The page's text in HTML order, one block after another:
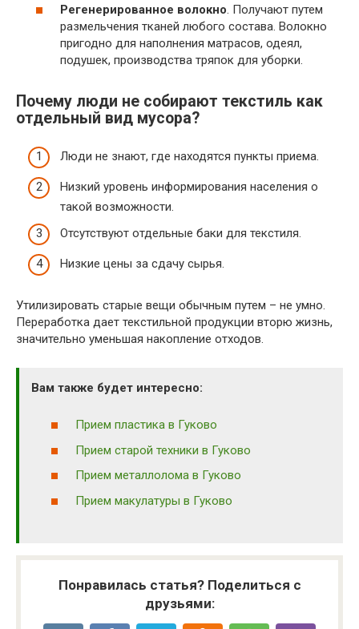
Регенерированное волокно. Получают путем
размельчения тканей любого состава. Волокно
пригодно для наполнения матрасов, одеял,
подушек, производства тряпок для уборки.
Почему люди не собирают текстиль как
отдельный вид мусора?
Люди не знают, где находятся пункты приема.
Низкий уровень информирования населения о
такой возможности.
Отсутствуют отдельные баки для текстиля.
Низкие цены за сдачу сырья.
Утилизировать старые вещи обычным путем – не умно.
Переработка дает текстильной продукции вторю жизнь,
значительно уменьшая накопление отходов.
Вам также будет интересно:
Прием пластика в Гуково
Прием старой техники в Гуково
Прием металлолома в Гуково
Прием макулатуры в Гуково
Понравилась статья? Поделиться с
друзьями: